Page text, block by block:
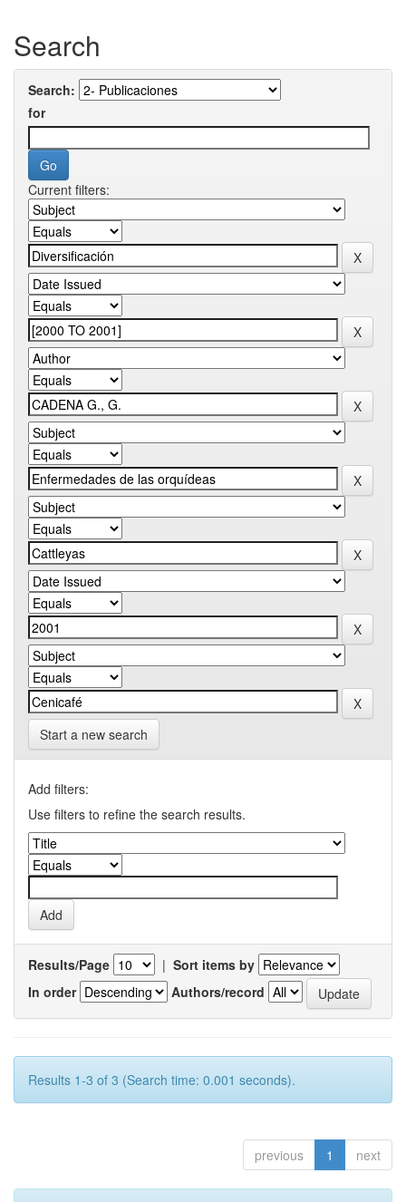
Search
Search:
for
Current filters:
Start a new search
Add filters:
Use filters to refine the search results.
Results/Page | Sort items by
In order
Authors/record
Results 1-3 of 3 (Search time: 0.001 seconds).
previous 1 next